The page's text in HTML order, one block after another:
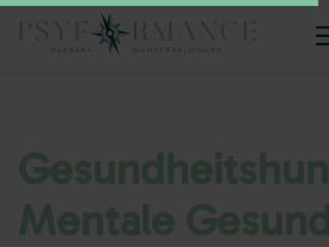
Mentale